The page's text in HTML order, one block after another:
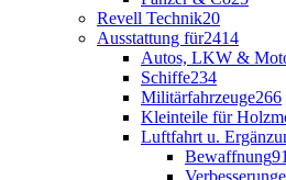
Revell Technik20
Ausstattung für2414
Autos, LKW &
Schiffe234
Militärfahrzeuge266
Kleinteile für
Luftfahrt u.
Bewaffnung91